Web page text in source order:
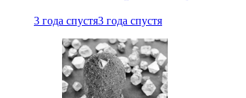
3 года спустя3 года спустя